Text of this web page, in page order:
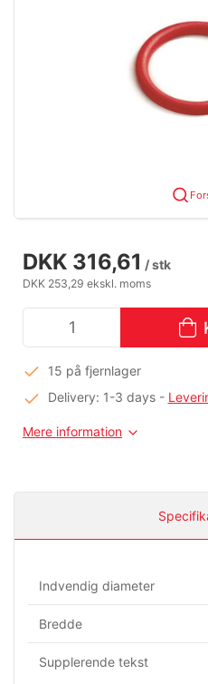
DKK 316,61 / stk
DKK 253,29 ekskl. moms
15 på fjernlager
Delivery: 1-3 days-
Mere information
Indvendig diameter
Bredde
Supplerende tekst